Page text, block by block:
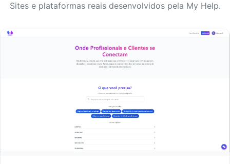
Sites e plataformas reais desenvolvidos pela My Help.